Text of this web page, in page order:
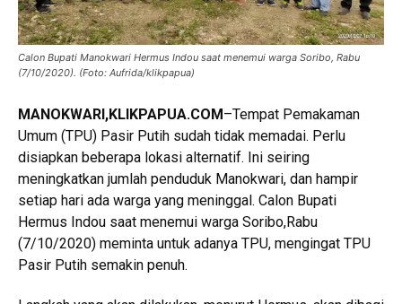
Calon Bupati Manokwari Hermus Indou saat menemui warga Soribo, Rabu
(7/10/2020). (Foto: Aufrida/klikpapua)
MANOKWARI,KLIKPAPUA.COM–Tempat Pemakaman
Umum (TPU) Pasir Putih sudah tidak memadai. Perlu
disiapkan beberapa lokasi alternatif. Ini seiring
meningkatkan jumlah penduduk Manokwari, dan hampir
setiap hari ada warga yang meninggal. Calon Bupati
Hermus Indou saat menemui warga Soribo,Rabu
(7/10/2020) meminta untuk adanya TPU, mengingat TPU
Pasir Putih semakin penuh.